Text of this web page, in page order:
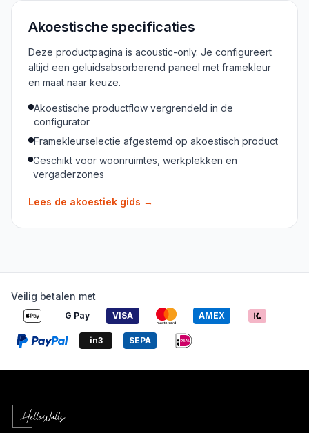
Akoestische specificaties
Deze productpagina is acoustic-only. Je configureert
altijd een geluidsabsorberend paneel met framekleur
en maat naar keuze.
Akoestische productflow vergrendeld in de
configurator
Framekleurselectie afgestemd op akoestisch product
Geschikt voor woonruimtes, werkplekken en
vergaderzones
Lees de akoestiek gids →
Veilig betalen met
G Pay VISA AMEX
in3 SEPA